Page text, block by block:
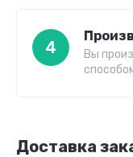
4
Вы
Доставка